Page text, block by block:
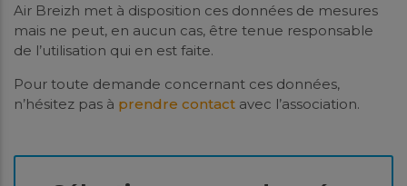
Air Breizh met à disposition ces données de mesures
mais ne peut, en aucun cas, être tenue responsable
de l’utilisation qui en est faite.
Pour toute demande concernant ces données,
n’hésitez pas à prendre contact avec l’association.